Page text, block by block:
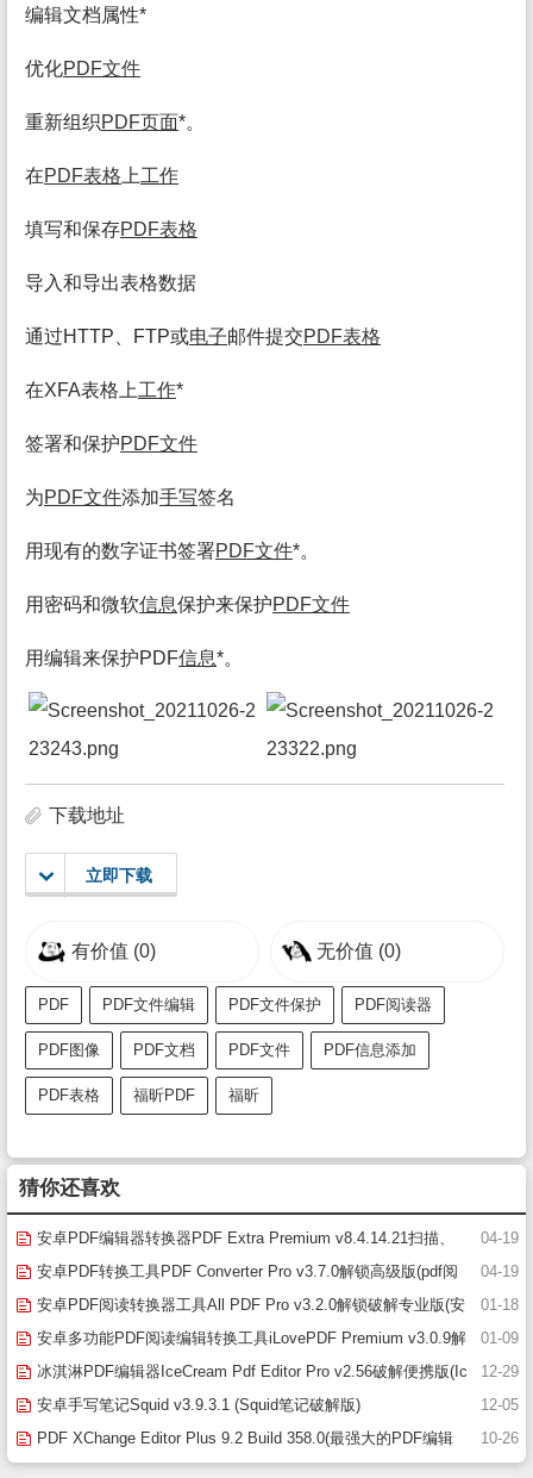
编辑文档属性*
优化PDF文件
重新组织PDF页面*。
在PDF表格 上工作
填写和保存PDF表格
导入和导出表格数据
通过HTTP、FTP或电子邮件提交PDF表格
在XFA表格上工作*
签署和保护PDF文件
为PDF文件添加手写签名
用现有的数字证书签署PDF文件*。
用密码和微软信息保护来保护PDF文件
用编辑来保护PDF信息*。
下载地址
立即下载
有价值 (0) 无价值 (0)
PDF PDF文件编辑 PDF文件保护 PDF阅读器
PDF图像 PDF文档 PDF文件 PDF信息添加
PDF表格 福昕PDF 福昕
猜你还喜欢
04-19
安卓PDF编辑器转换器PDF Extra Premium v8.4.14.21扫描、
编辑解锁破解高级版
04-19
安卓PDF转换工具PDF Converter Pro v3.7.0解锁高级版(pdf阅
读器下载安卓版)
01-18
安卓PDF阅读转换器工具All PDF Pro v3.2.0解锁破解专业版(安
卓pdf编辑器)
01-09
安卓多功能PDF阅读编辑转换工具iLovePDF Premium v3.0.9解
锁高级版(ilovepdf安卓版下载)
12-29
冰淇淋PDF编辑器IceCream Pdf Editor Pro v2.56破解便携版(Ic
ecream PDF Editor Pro便携版)
12-05
安卓手写笔记Squid v3.9.3.1 (Squid笔记破解版)
10-26
PDF XChange Editor Plus 9.2 Build 358.0(最强大的PDF编辑